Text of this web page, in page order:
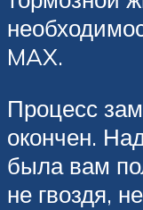
MAX.
Процесс
окончен.
была вам
не гвоздя,